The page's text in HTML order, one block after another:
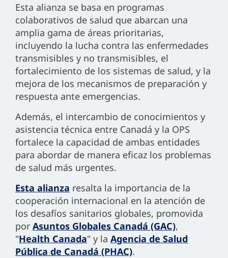
Esta alianza se basa en programas
colaborativos de salud que abarcan una
amplia gama de áreas prioritarias,
incluyendo la lucha contra las enfermedades
transmisibles y no transmisibles, el
fortalecimiento de los sistemas de salud, y la
mejora de los mecanismos de preparación y
respuesta ante emergencias.
Además, el intercambio de conocimientos y
asistencia técnica entre Canadá y la OPS
fortalece la capacidad de ambas entidades
para abordar de manera eficaz los problemas
de salud más urgentes.
Esta alianza resalta la importancia de la
cooperación internacional en la atención de
los desafíos sanitarios globales, promovida
por Asuntos Globales Canadá (GAC),
"Health Canada" y la Agencia de Salud
Pública de Canadá (PHAC).